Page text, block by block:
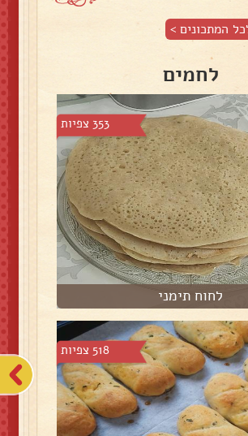
המתכונים >
לחמים
353 צפיות
לחוח תימני
518 צפיות